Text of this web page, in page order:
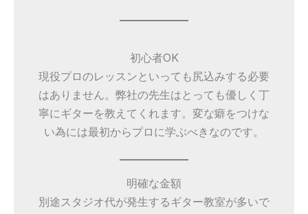
初心者OK
現役プロのレッスンといっても尻込みする必要
はありません。弊社の先生はとっても優しく丁
寧にギターを教えてくれます。変な癖をつけな
い為には最初からプロに学ぶべきなのです。
明確な金額
別途スタジオ代が発生するギター教室が多いで